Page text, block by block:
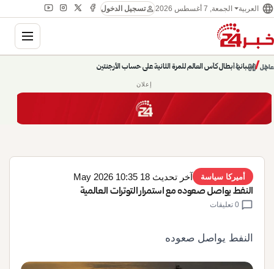
language العربية الجمعة, 7 أغسطس 2026 personتسجيل الدخول
عاجل/إسبانيا أبطال كأس العالم للمرة الثانية على حساب الأرجنتين chevron_right
pause
chevron_left
إعلان
أميركا سياسة آخر تحديث 18 May 2026 10:35
النفط يواصل صعوده مع استمرار التوترات العالمية
chat_bubble
النفط يواصل صعوده